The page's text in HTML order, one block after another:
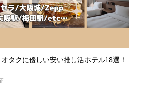
タクに優しい安い推し活ホテル18選！